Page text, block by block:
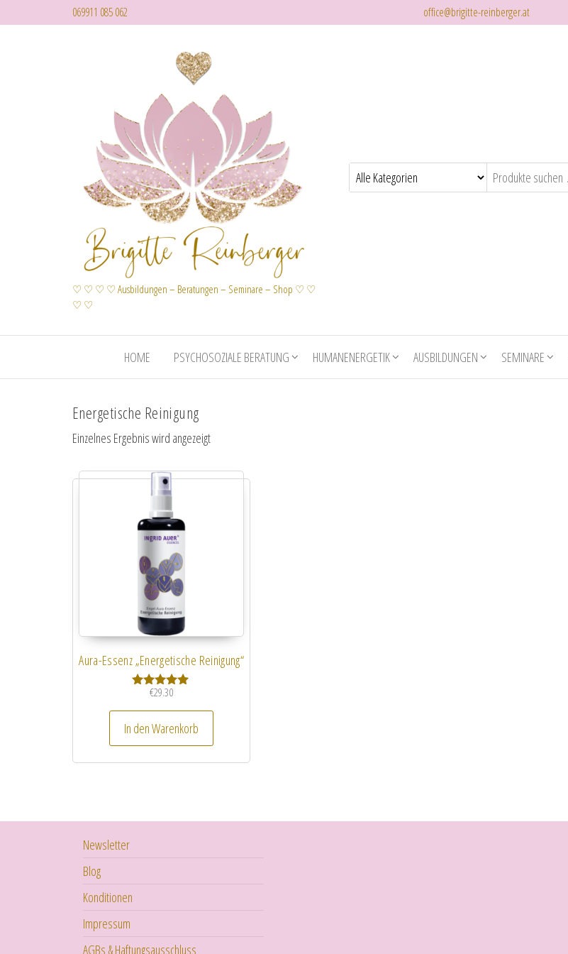
069911 085 062 office@brigitte-reinberger.at
♡ ♡ ♡ ♡ Ausbildungen – Beratungen – Seminare – Shop ♡ ♡
♡ ♡
HOME PSYCHOSOZIALE BERATUNG HUMANENERGETIK AUSBILDUNGEN SEMINARE
Energetische Reinigung
Einzelnes Ergebnis wird angezeigt
Aura-Essenz „Energetische Reinigung“
Bewertet mit
€29.30
In den Warenkorb
Newsletter
Blog
Konditionen
Impressum
AGBs & Haftungsausschluss